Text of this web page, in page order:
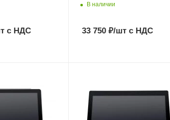
с НДС
В наличии
33 750₽/штс НДС